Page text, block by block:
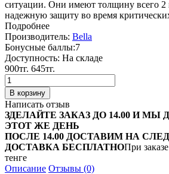
ситуации. Они имеют толщину всего
надежную защиту во время
Подробнее
Производитель: Bella
Бонусные баллы:7
Доступность: На складе
900тг. 645тг.
Написать отзыв
ЗДЕЛАЙТЕ ЗАКАЗ ДО 14.00 И МЫ
ЭТОТ ЖЕ ДЕНЬ
ПОСЛЕ 14.00 ДОСТАВИМ НА
ДОСТАВКА БЕСПЛАТНОПри
тенге
Описание Отзывы (0)